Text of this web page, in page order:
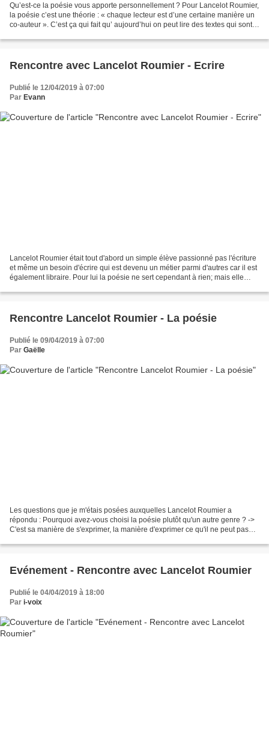
Qu’est-ce la poésie vous apporte personnellement ? Pour Lancelot Roumier,
la poésie c’est une théorie : « chaque lecteur est d’une certaine manière un
co-auteur ». C’est ça qui fait qu’ aujourd’hui on peut lire des textes qui sont
Rencontre avec Lancelot Roumier - Ecrire
Publié le 12/04/2019 à 07:00
Par Evann
Lancelot Roumier était tout d'abord un simple élève passionné pas l'écriture
et même un besoin d'écrire qui est devenu un métier parmi d'autres car il est
également libraire. Pour lui la poésie ne sert cependant à rien; mais elle
Rencontre Lancelot Roumier - La poésie
Publié le 09/04/2019 à 07:00
Par Gaëlle
Les questions que je m'étais posées auxquelles Lancelot Roumier a
répondu : Pourquoi avez-vous choisi la poésie plutôt qu'un autre genre ? ->
C'est sa manière de s'exprimer, la manière d'exprimer ce qu'il ne peut pas
Evénement - Rencontre avec Lancelot Roumier
Publié le 04/04/2019 à 18:00
Par i-voix